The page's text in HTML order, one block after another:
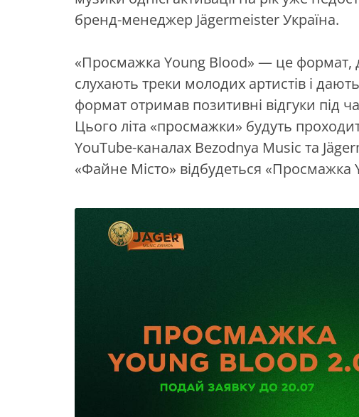
бренд-менеджер Jägermeister Україна.
«Просмажка Young Blood» — це формат,
слухають треки молодих артистів і
формат отримав позитивні відгуки під
Цього літа «просмажки» будуть
YouTube-каналах Bezodnya Music та
«Файне Місто» відбудеться «Просмажка